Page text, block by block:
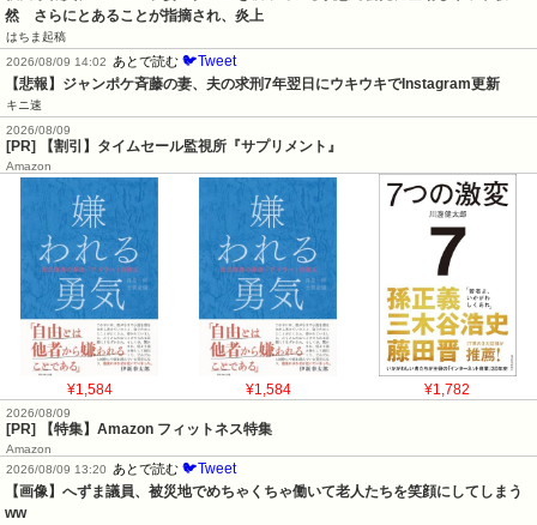
然　さらにとあることが指摘され、炎上
はちま起稿
2026/08/09 14:02
あとで読む 🐦Tweet
【悲報】ジャンポケ斉藤の妻、夫の求刑7年翌日にウキウキでInstagram更新
キニ速
2026/08/09
[PR] 【割引】タイムセール監視所『サプリメント』
Amazon
¥1,584 ¥1,584 ¥1,782
2026/08/09
[PR] 【特集】Amazon フィットネス特集
Amazon
2026/08/09 13:20
あとで読む 🐦Tweet
【画像】へずま議員、被災地でめちゃくちゃ働いて老人たちを笑顔にしてしまう
ww